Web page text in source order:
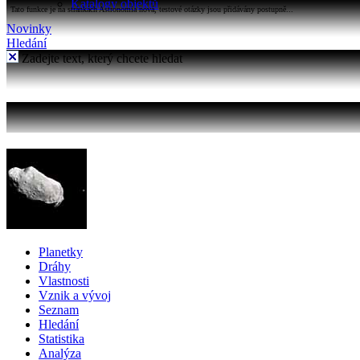
Katalogy objektů
Tato funkce je na stránkách Astronomia nová, testové otázky jsou přidávány postupně...
Novinky
Hledání
Zadejte text, který chcete hledat
Planetky
Dráhy
Vlastnosti
Vznik a vývoj
Seznam
Hledání
Statistika
Analýza